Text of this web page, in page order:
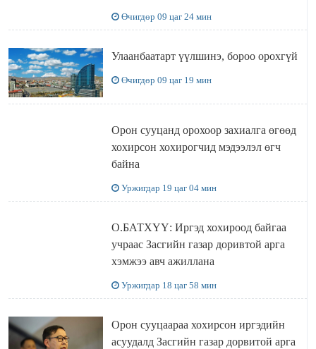
Өчигдөр 09 цаг 24 мин
Улаанбаатарт үүлшинэ, бороо орохгүй
Өчигдөр 09 цаг 19 мин
Орон сууцанд орохоор захиалга өгөөд
хохирсон хохирогчид мэдээлэл өгч
байна
Уржигдар 19 цаг 04 мин
О.БАТХҮҮ: Иргэд хохироод байгаа
учраас Засгийн газар доривтой арга
хэмжээ авч ажиллана
Уржигдар 18 цаг 58 мин
Орон сууцаараа хохирсон иргэдийн
асуудалд Засгийн газар дорвитой арга